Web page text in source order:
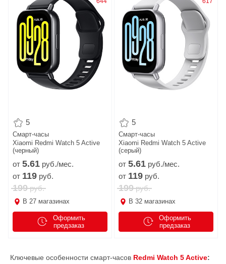
5
Смарт-часы
Xiaomi Redmi Watch 5 Active
(черный)
от 5.61 руб./мес.
от 119 руб.
199руб.
В 27 магазинах
Оформить
предзаказ
5
Смарт-часы
Xiaomi Redmi Watch 5 Active
(серый)
от 5.61 руб./мес.
от 119 руб.
199руб.
В 32 магазинах
Оформить
предзаказ
Ключевые особенности смарт-часов Redmi Watch 5 Active: